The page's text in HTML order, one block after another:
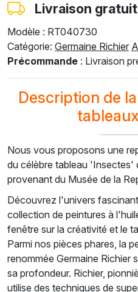
F8645-296
€
193.85
F4613-236
€150.56
€
Livraison
Modèle : RT040730
Catégorie: Germaine Richier
Précommande : Livraison
Description de
Nous vous proposons une
du célèbre tableau 'Insectes'
provenant du Musée de la
Découvrez l'univers
collection de peintures à
fenêtre sur la créativité et le
Parmi nos pièces phares, la
renommée Germaine Richier
sa profondeur. Richier,
utilise des techniques de